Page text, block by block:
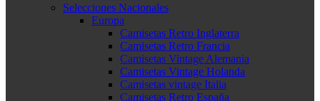
Selecciones Nacionales
Europa
Camisetas Retro Inglaterra
Camisetas Retro Francia
Camisetas Vintage Alemania
Camisetas Vintage Holanda
Camisetas vintage Italia
Camisetas Retro España